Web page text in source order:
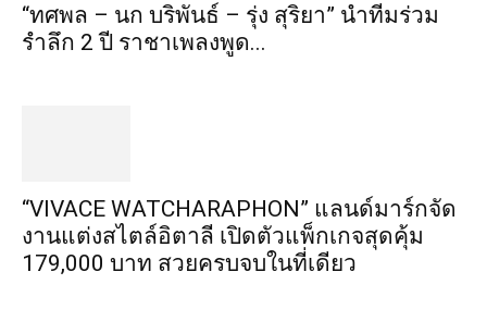
“ทศพล – นก บริพันธ์ – รุ่ง สุริยา” นำทีมร่วม
รำลึก 2 ปี ราชาเพลงพูด...
“VIVACE WATCHARAPHON” แลนด์มาร์กจัด
งานแต่งสไตล์อิตาลี เปิดตัวแพ็กเกจสุดคุ้ม
179,000 บาท สวยครบจบในที่เดียว